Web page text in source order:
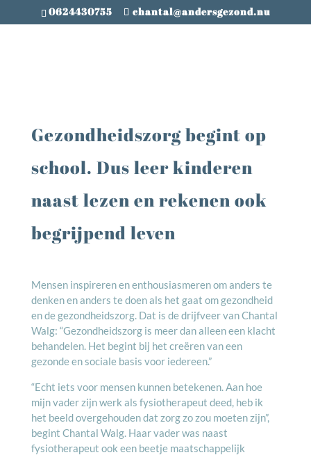
0624430755 chantal@andersgezond.nu
Gezondheidszorg begint op
school. Dus leer kinderen
naast lezen en rekenen ook
begrijpend leven
Mensen inspireren en enthousiasmeren om anders te
denken en anders te doen als het gaat om gezondheid
en de gezondheidszorg. Dat is de drijfveer van Chantal
Walg: “Gezondheidszorg is meer dan alleen een klacht
behandelen. Het begint bij het creëren van een
gezonde en sociale basis voor iedereen.”
“Echt iets voor mensen kunnen betekenen. Aan hoe
mijn vader zijn werk als fysiotherapeut deed, heb ik
het beeld overgehouden dat zorg zo zou moeten zijn”,
begint Chantal Walg. Haar vader was naast
fysiotherapeut ook een beetje maatschappelijk